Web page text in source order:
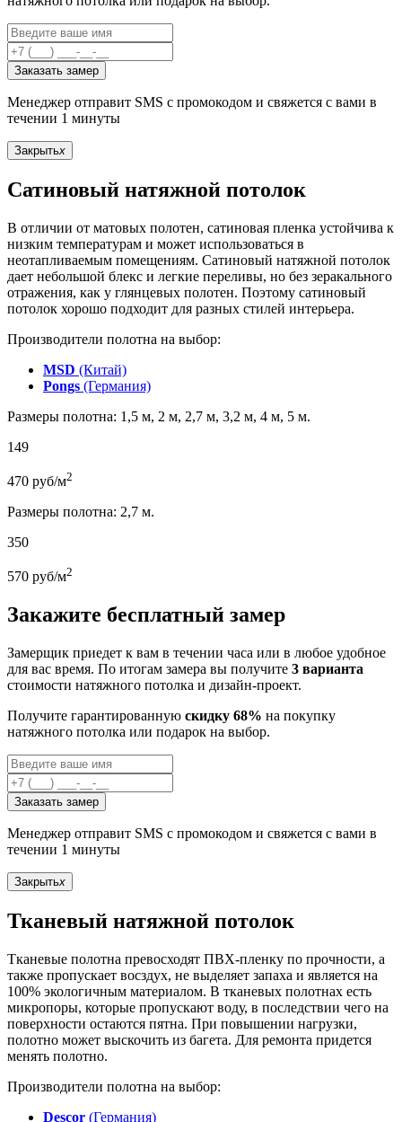
Заказать замер
Менеджер отправит SMS с промокодом и свяжется с вами в
течении 1 минуты
Закрытьx
Сатиновый натяжной потолок
В отличии от матовых полотен, сатиновая пленка устойчива к
низким температурам и может использоваться в
неотапливаемым помещениям. Сатиновый натяжной потолок
дает небольшой блекс и легкие переливы, но без зеракального
отражения, как у глянцевых полотен. Поэтому сатиновый
потолок хорошо подходит для разных стилей интерьера.
Производители полотна на выбор:
MSD (Китай)
Pongs (Германия)
Размеры полотна: 1,5 м, 2 м, 2,7 м, 3,2 м, 4 м, 5 м.
149
470 руб/м2
Размеры полотна: 2,7 м.
350
570 руб/м2
Закажите бесплатный замер
Замерщик приедет к вам в течении часа или в любое удобное
для вас время. По итогам замера вы получите 3 варианта
стоимости натяжного потолка и дизайн-проект.
Получите гарантированную скидку 68% на покупку
натяжного потолка или подарок на выбор.
Заказать замер
Менеджер отправит SMS с промокодом и свяжется с вами в
течении 1 минуты
Закрытьx
Тканевый натяжной потолок
Тканевые полотна превосходят ПВХ-пленку по прочности, а
также пропускает восздух, не выделяет запаха и является на
100% экологичным материалом. В тканевых полотнах есть
микропоры, которые пропускают воду, в последствии чего на
поверхности остаются пятна. При повышении нагрузки,
полотно может выскочить из багета. Для ремонта придется
менять полотно.
Производители полотна на выбор:
Descor (Германия)